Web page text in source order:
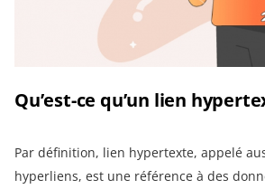
Qu’est-ce qu’un lien
Par définition, lien hypertexte, appelé
hyperliens, est une référence à des